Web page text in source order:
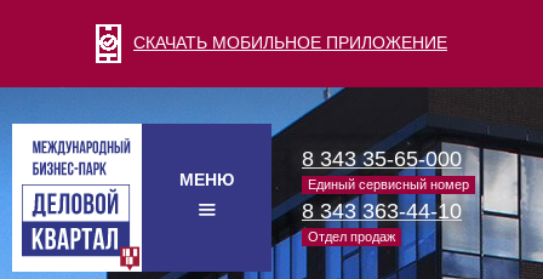
СКАЧАТЬ МОБИЛЬНОЕ ПРИЛОЖЕНИЕ
МЕНЮ
8 343 35-65-000
Единый сервисный номер
8 343 363-44-10
Отдел продаж